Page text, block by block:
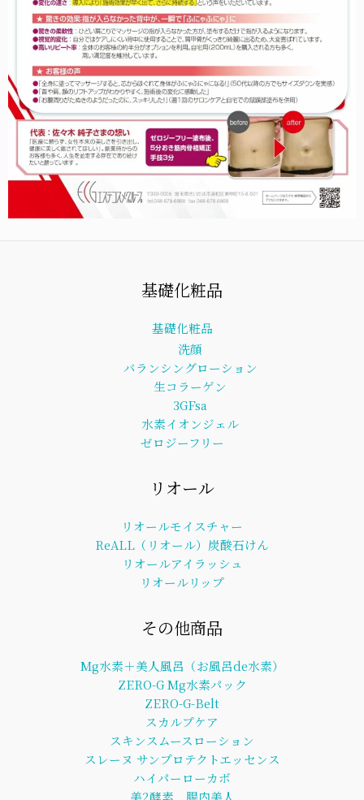
基礎化粧品
基礎化粧品
洗顔
バランシングローション
生コラーゲン
3GFsa
水素イオンジェル
ゼロジーフリー
リオール
リオールモイスチャー
ReALL（リオール）炭酸石けん
リオールアイラッシュ
リオールリップ
その他商品
Mg水素＋美人風呂（お風呂de水素）
ZERO-G Mg水素パック
ZERO-G-Belt
スカルプケア
スキンスムースローション
スレーヌ サンプロテクトエッセンス
ハイパーローカボ